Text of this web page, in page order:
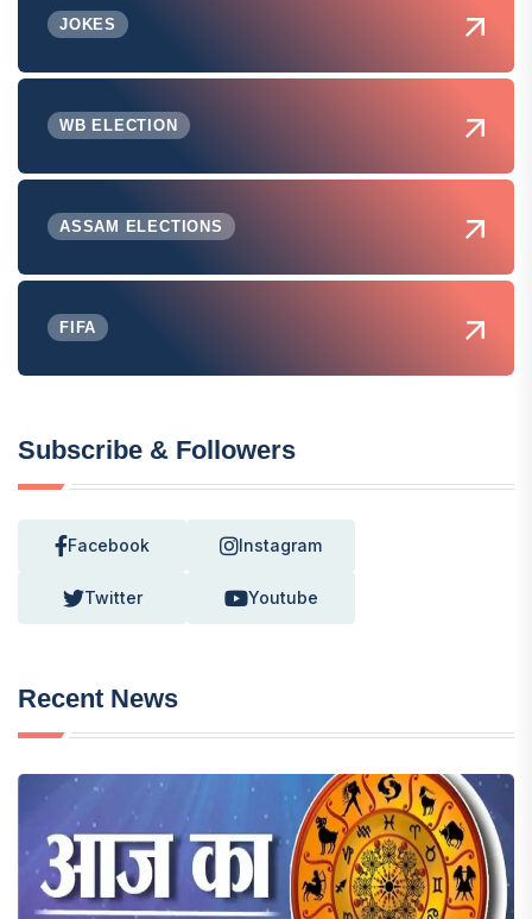
JOKES
WB ELECTION
ASSAM ELECTIONS
FIFA
Subscribe & Followers
Facebook Instagram
Twitter Youtube
Recent News